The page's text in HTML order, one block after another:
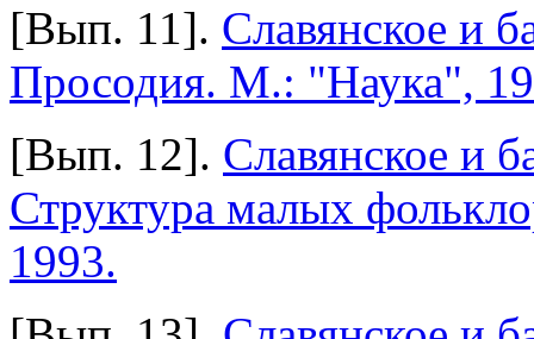
[Вып. 11]. Славянское и
Просодия. М.: "Наука",
[Вып. 12]. Славянское и
Структура малых
1993.